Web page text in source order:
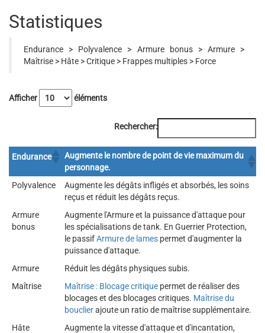
Statistiques
Endurance > Polyvalence > Armure bonus > Armure >
Maîtrise > Hâte > Critique > Frappes multiples > Force
Afficher éléments
Rechercher:
Endurance
Augmente le nombre de point de vie maximum du
personnage.
Polyvalence
Augmente les dégâts infligés et absorbés, les soins
reçus et réduit les dégâts reçus.
Armure
bonus
Augmente l'Armure et la puissance d'attaque pour
les spécialisations de tank. En Guerrier Protection,
le passifArmure de lames permet d'augmenter la
puissance d'attaque.
Armure
Réduit les dégâts physiques subis.
Maîtrise
Maîtrise : Blocage critique permet de réaliser des
blocages et des blocages critiques. Maîtrise du
bouclierajoute un ratio de maîtrise supplémentaire.
Hâte
Augmente la vitesse d'attaque et d'incantation,